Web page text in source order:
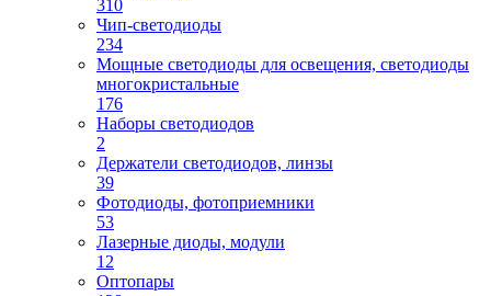
310
Чип-светодиоды
234
Мощные светодиоды для освещения, светодиоды
многокристальные
176
Наборы светодиодов
2
Держатели светодиодов, линзы
39
Фотодиоды, фотоприемники
53
Лазерные диоды, модули
12
Оптопары